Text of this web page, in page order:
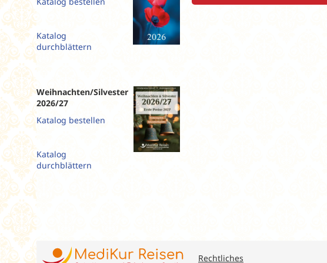
Slowenien
Spanien
Tschechien
Katalog
durchblättern
Weihnachten/Silvester
2026/27
Katalog bestellen
Katalog
durchblättern
Rechtliches